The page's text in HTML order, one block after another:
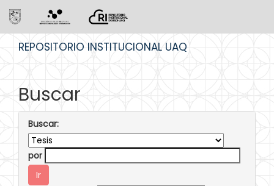
REPOSITORIO INSTITUCIONAL UAQ
Buscar
Buscar:
por